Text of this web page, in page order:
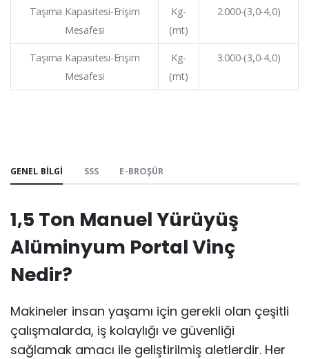
Taşıma Kapasitesi-Erişim
Mesafesi
Kg-
(mt)
2.000-(3,0-4,0)
Taşıma Kapasitesi-Erişim
Mesafesi
Kg-
(mt)
3.000-(3,0-4,0)
GENEL BILGI SSS E-BROŞÜR
1,5 Ton Manuel Yürüyüş
Alüminyum Portal Vinç
Nedir?
Makineler insan yaşamı için gerekli olan çeşitli
çalışmalarda, iş kolaylığı ve güvenliği
sağlamak amacı ile geliştirilmiş aletlerdir. Her